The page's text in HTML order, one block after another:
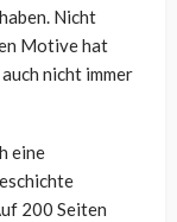
Nicht
Motive hat
nicht immer
eine
200 Seiten